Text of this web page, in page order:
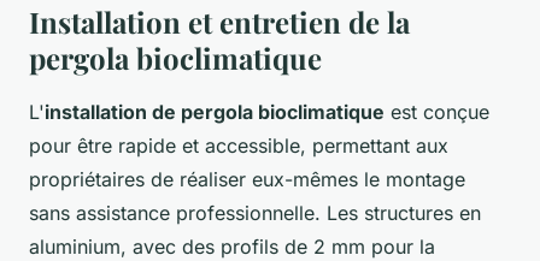
Installation et entretien de la
pergola bioclimatique
L'installation de pergola bioclimatique est conçue
pour être rapide et accessible, permettant aux
propriétaires de réaliser eux-mêmes le montage
sans assistance professionnelle. Les structures en
aluminium, avec des profils de 2 mm pour la